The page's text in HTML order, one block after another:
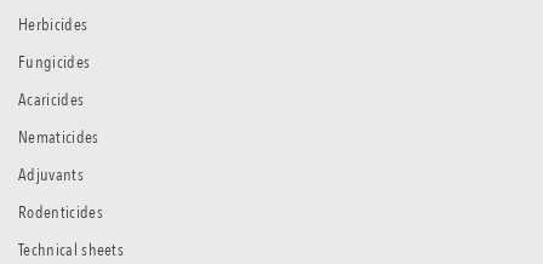
Herbicides
Fungicides
Acaricides
Nematicides
Adjuvants
Rodenticides
Technical sheets